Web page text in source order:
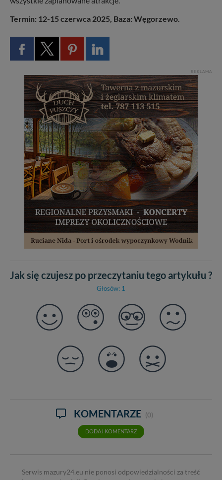
Termin: 12-15 czerwca 2025, Baza: Węgorzewo.
REKLAMA
Jak się czujesz po przeczytaniu tego artykułu ?
Głosów: 1
KOMENTARZE (0)
DODAJ KOMENTARZ
Serwis mazury24.eu nie ponosi odpowiedzialności za treść